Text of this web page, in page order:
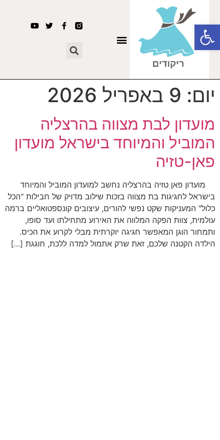
יום: 9 באפריל 2026
מועדון לבת מצווה בהרצליה
המוביל והמיוחד בישראל מועדון
פאן-טזיה
מועדון פאן טזיה בהרצליה נחשב למועדון המוביל והמיוחד
בישראל לחגיגות בת מצווה בזכות שילוב מדויק של חבילות "הכל
כלול" המעניקות שקט נפשי להורים, עיצובים קונספטואליים ברמה
עולמית, צוות הפקה המלווה את האירוע מתחילתו ועד סופו,
ותמחור הוגן המאפשר חגיגה יוקרתית מבלי לקרוע את הכיס.
הילדה הקטנה שלכם, זאת שרק אתמול למדה ללכת, חוגגת […]
פתח סרגל נגישות